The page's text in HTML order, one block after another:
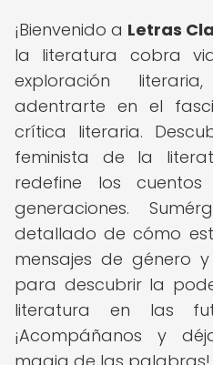
¡Bienvenido a Letras
la literatura cobra
exploración
adentrarte en el
crítica literaria.
feminista de la
redefine los
generaciones.
detallado de cómo
mensajes de género
para descubrir la
literatura en las
¡Acompáñanos y